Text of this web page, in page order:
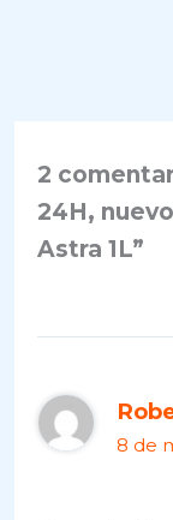
2
24H,
Astra 1L”
8 de